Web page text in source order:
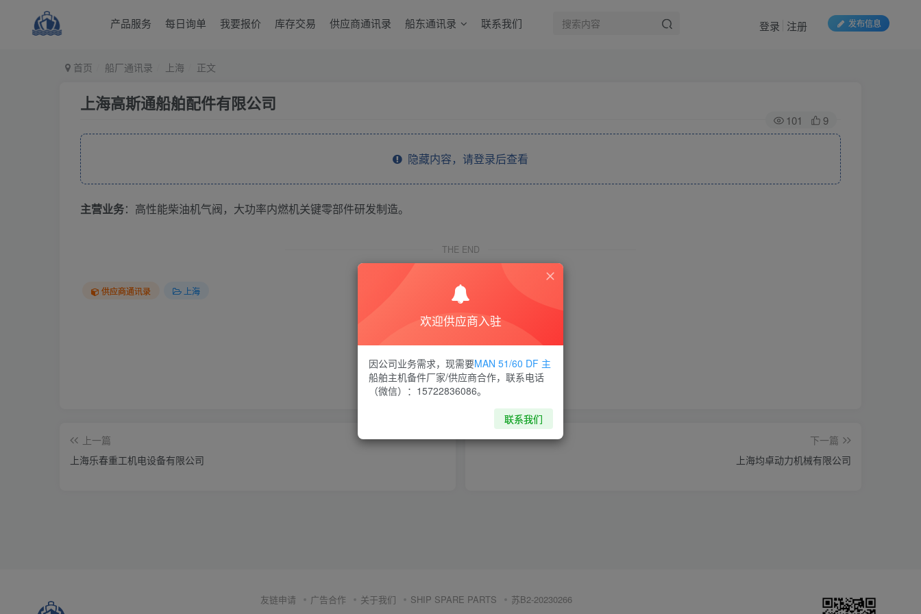
产品服务 每日询单 我要报价 库存交易 供应商通讯录 船东通讯录 联系我们 发布信息
登录 注册
首页 船厂通讯录 上海 正文
上海高斯通船舶配件有限公司
101 9
隐藏内容，请登录后查看
主营业务：高性能柴油机气阀，大功率内燃机关键零部件研发制造。
THE END
供应商通讯录 上海
喜欢就支持一下吧
点赞9 分享 收藏
上一篇
上海乐春重工机电设备有限公司
下一篇
上海均卓动力机械有限公司
友链申请 广告合作 关于我们 SHIP SPARE PARTS 苏B2-20230266
欢迎供应商入驻
因公司业务需求，现需要MAN 51/60 DF 主
船舶主机备件厂家/供应商合作，联系电话
（微信）：15722836086。
联系我们